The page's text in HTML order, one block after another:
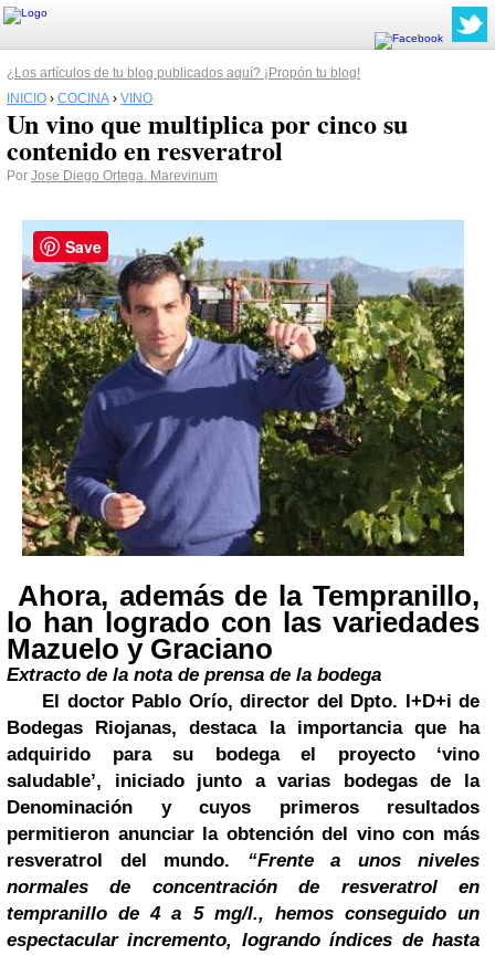
¿Los artículos de tu blog publicados aquí? ¡Propón tu blog!
INICIO › COCINA › VINO
Un vino que multiplica por cinco su
contenido en resveratrol
Por Jose Diego Ortega. Marevinum
Ahora, además de la Tempranillo,
lo han logrado con las variedades
Mazuelo y Graciano
Extracto de la nota de prensa de la bodega
El doctor Pablo Orío, director del Dpto. I+D+i de
Bodegas Riojanas, destaca la importancia que ha
adquirido para su bodega el proyecto ‘vino
saludable’, iniciado junto a varias bodegas de la
Denominación y cuyos primeros resultados
permitieron anunciar la obtención del vino con más
resveratrol del mundo. “Frente a unos niveles
normales de concentración de resveratrol en
tempranillo de 4 a 5 mg/l., hemos conseguido un
espectacular incremento, logrando índices de hasta
Save